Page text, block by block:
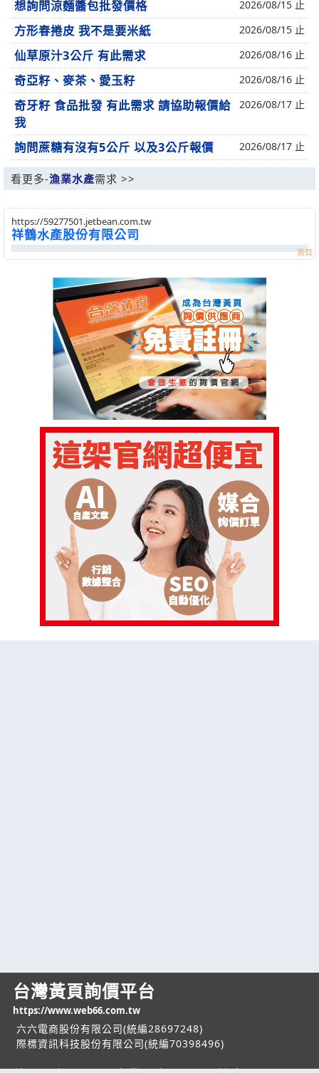
想詢問涼麵醬包批發價格 2026/08/15 止
方形春捲皮 我不是要米紙 2026/08/15 止
仙草原汁3公斤 有此需求 2026/08/16 止
奇亞籽、麥茶、愛玉籽 2026/08/16 止
奇牙籽 食品批發 有此需求 請協助報價給
我
2026/08/17 止
詢問蔗糖有沒有5公斤 以及3公斤報價 2026/08/17 止
看更多-漁業水產需求 >>
https://59277501.jetbean.com.tw
祥鶴水產股份有限公司
台灣黃頁詢價平台
https://www.web66.com.tw
六六電商股份有限公司(統編28697248)
際標資訊科技股份有限公司(統編70398496)